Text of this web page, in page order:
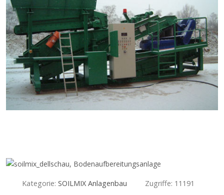
Kategorie: SOILMIX Anlagenbau Zugriffe: 11191